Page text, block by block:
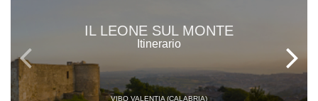
IL LEONE SUL MONTE
Itinerario
VIBO VALENTIA (CALABRIA)